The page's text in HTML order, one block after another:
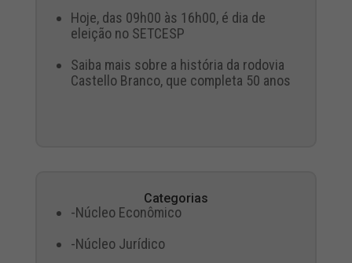
Hoje, das 09h00 às 16h00, é dia de
eleição no SETCESP
Saiba mais sobre a história da rodovia
Castello Branco, que completa 50 anos
Categorias
-Núcleo Econômico
-Núcleo Jurídico